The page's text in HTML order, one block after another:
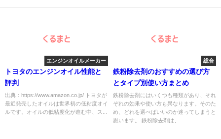
エンジンオイルメーカー
トヨタのエンジンオイル性能と
評判
出典：https://www.amazon.co.jp/ トヨタが
最近発売したオイルは世界初の低粘度オイ
ルです。オイルの低粘度化が進む中、ス...
総合
鉄粉除去剤のおすすめの選び方
とタイプ別使い方まとめ
鉄粉除去剤にはいくつも種類があり、それ
ぞれの効果や使い方も異なります。そのた
め、どれを選べばいいのか迷ってしまうと
思います。 鉄粉除去剤は、...